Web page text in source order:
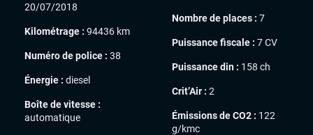
20/07/2018
Kilométrage : 94436 km
Numéro de police : 38
Énergie : diesel
Boîte de vitesse :
automatique
Nombre de places : 7
Puissance fiscale : 7 CV
Puissance din : 158 ch
Crit’Air : 2
Émissions de CO2 : 122
g/kmc